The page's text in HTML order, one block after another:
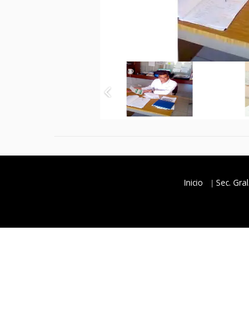
Inicio Sec. Gral.